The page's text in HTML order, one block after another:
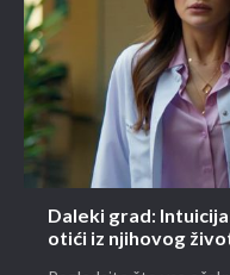
Daleki grad:
otići iz njihovog